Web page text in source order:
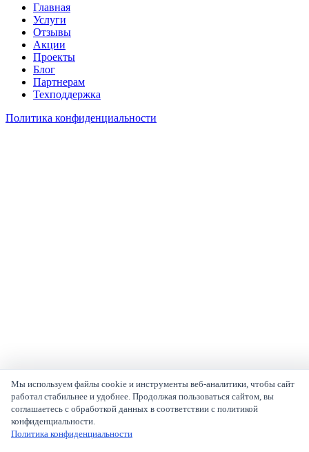
Главная
Услуги
Отзывы
Акции
Проекты
Блог
Партнерам
Техподдержка
Политика конфиденциальности
Мы используем файлы cookie и инструменты веб-аналитики, чтобы сайт
работал стабильнее и удобнее. Продолжая пользоваться сайтом, вы
соглашаетесь с обработкой данных в соответствии с политикой
конфиденциальности.
Политика конфиденциальности